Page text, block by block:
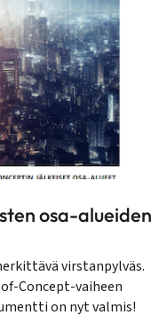
osa-alueiden
virstanpylväs.
Concept-vaiheen
on nyt valmis!